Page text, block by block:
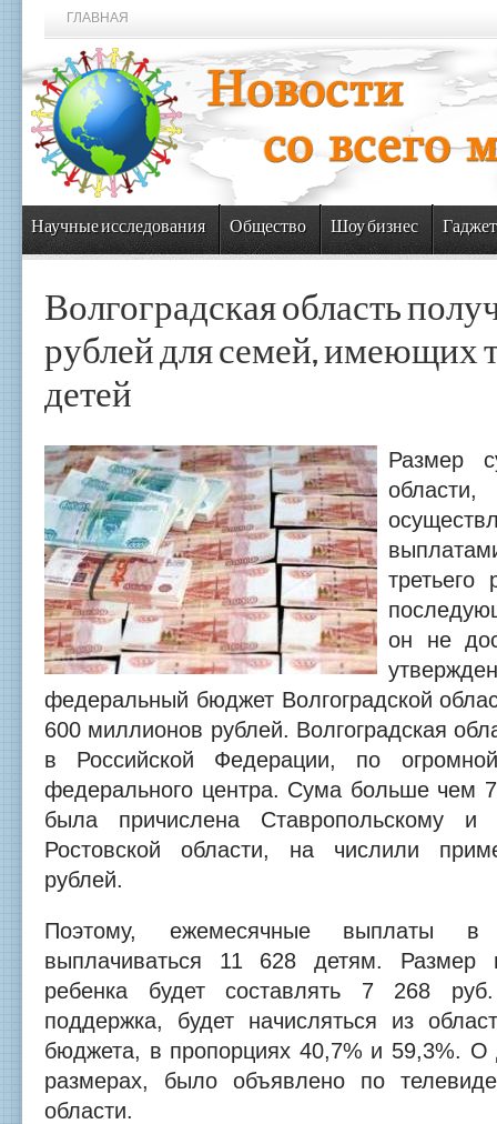
ГЛАВНАЯ
Научные исследования Общество Шоу бизнес
Волгоградская область
рублей для семей, имеющих
детей
Размер
он не
федеральный бюджет Волгоградской
600 миллионов рублей. Волгоградская
в Российской Федерации, по
федерального центра. Сума больше чем
была причислена Ставропольскому
Ростовской области, на числили
рублей.
Поэтому, ежемесячные выплаты
выплачиваться 11 628 детям. Размер
ребенка будет составлять 7 268
поддержка, будет начисляться из
бюджета, в пропорциях 40,7% и 59,3%. О
размерах, было объявлено по
области.